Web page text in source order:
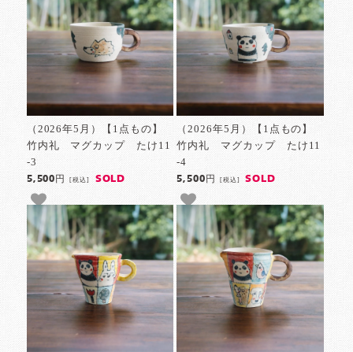
（2026年5月）【1点もの】
竹内礼 マグカップ たけ11
-3
5,500円[税込] SOLD
（2026年5月）【1点もの】
竹内礼 マグカップ たけ11
-4
5,500円 [税込] SOLD